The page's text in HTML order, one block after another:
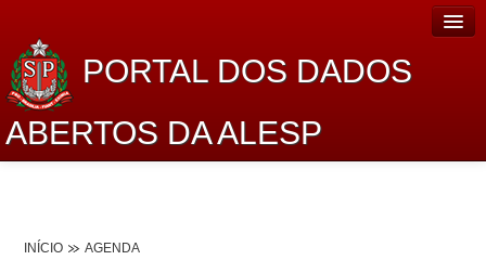
PORTAL DOS DADOS
ABERTOS DA ALESP
INÍCIO AGENDA